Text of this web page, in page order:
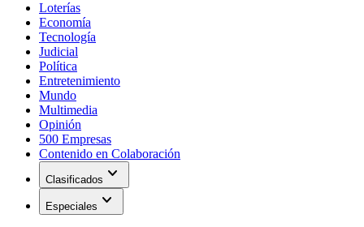
Loterías
Economía
Tecnología
Judicial
Política
Entretenimiento
Mundo
Multimedia
Opinión
500 Empresas
Contenido en Colaboración
Clasificados expand_more
Especiales expand_more